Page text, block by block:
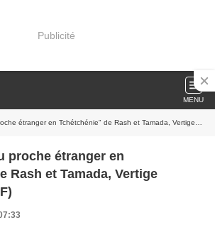
Publicité
MENU
en Tchétchénie" de Rash et Tamada, Vertige Graphic, 2007 (F)
proche étranger en
Rash et Tamada, Vertige